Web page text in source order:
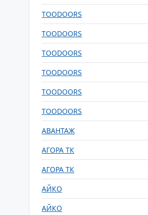
TOODOORS
TOODOORS
TOODOORS
TOODOORS
TOODOORS
TOODOORS
АВАНТАЖ
АГОРА ТК
АГОРА ТК
АЙКО
АЙКО